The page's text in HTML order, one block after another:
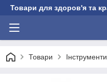
Товари для здоров'я та
Товари